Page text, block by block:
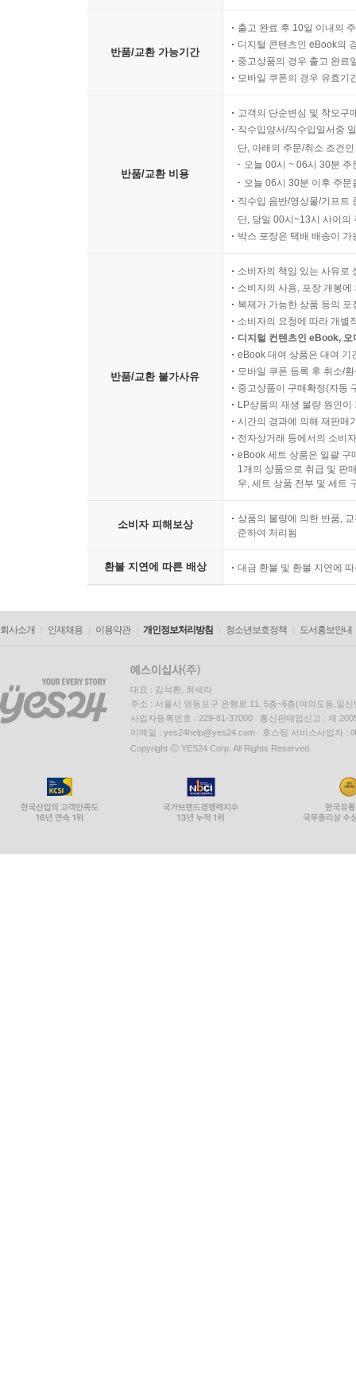
반품/교환 가능기간
출고 완료 후 10일 이내의
디지털 콘텐츠인 eBook의
중고상품의 경우 출고 완료
모바일 쿠폰의 경우 유효기
반품/교환 비용
고객의 단순변심 및 착오구
직수입양서/직수입일서중
단, 아래의 주문/취소 조건
오늘 00시 ~ 06시 30분
오늘 06시 30분 이후 주
직수입 음반/영상물/기프트
단, 당일 00시~13시 사이의
박스 포장은 택배 배송이
반품/교환 불가사유
소비자의 책임 있는 사유로
소비자의 사용, 포장 개봉
복제가 가능한 상품 등의
소비자의 요청에 따라 개별
디지털 컨텐츠인 eBook,
eBook 대여 상품은 대여 기
모바일 쿠폰 등록 후 취소/
중고상품이 구매확정(자동
LP상품의 재생 불량 원인
시간의 경과에 의해 재판매
전자상거래 등에서의 소비
eBook 세트 상품은 일괄 구
1개의 상품으로 취급 및 판
우, 세트 상품 전부 및 세트
소비자 피해보상
상품의 불량에 의한 반품,
준하여 처리됨
환불 지연에 따른 배상 대금 환불 및 환불 지연에
회사소개 인재채용 이용약관 개인정보처리방침 청소년보호정책 도서홍보안내
대표 : 김석환, 최세라
주소 : 서울시 영등포구 은행로 11, 5층~6층(여의도동,일신
사업자등록번호 : 229-81-37000 통신판매업신고 : 제
이메일 : yes24help@yes24.com 호스팅 서비스사업자 :
Copyright ⓒ YES24 Corp. All Rights Reserved.